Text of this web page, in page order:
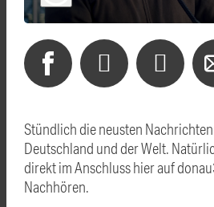
Stündlich die neusten
Deutschland und der Welt.
direkt im Anschluss hier auf
Nachhören.